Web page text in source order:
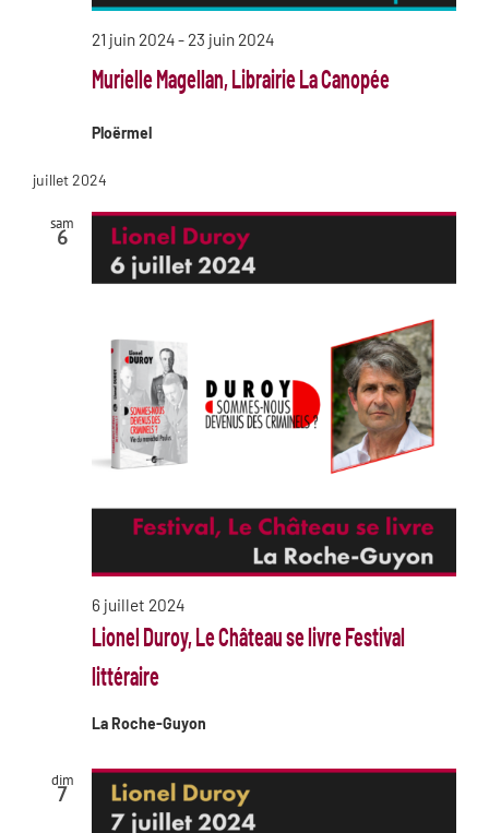
Murielle Magellan, Librairie La Canopée
21 juin 2024- 23 juin 2024
Ploërmel
juillet 2024
sam
6
Lionel Duroy, Le Château se livre Festival
littéraire
6 juillet 2024
La Roche-Guyon
dim
7